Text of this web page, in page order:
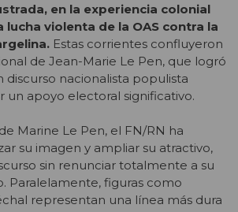
en la experiencia colonial
lucha violenta de la OAS contra la
Estas corrientes confluyeron
de Jean-Marie Le Pen, que logró
discurso nacionalista populista
un apoyo electoral significativo.
Marine Le Pen, el FN/RN ha
su imagen y ampliar su atractivo,
sin renunciar totalmente a su
Paralelamente, figuras como
representan una línea más dura